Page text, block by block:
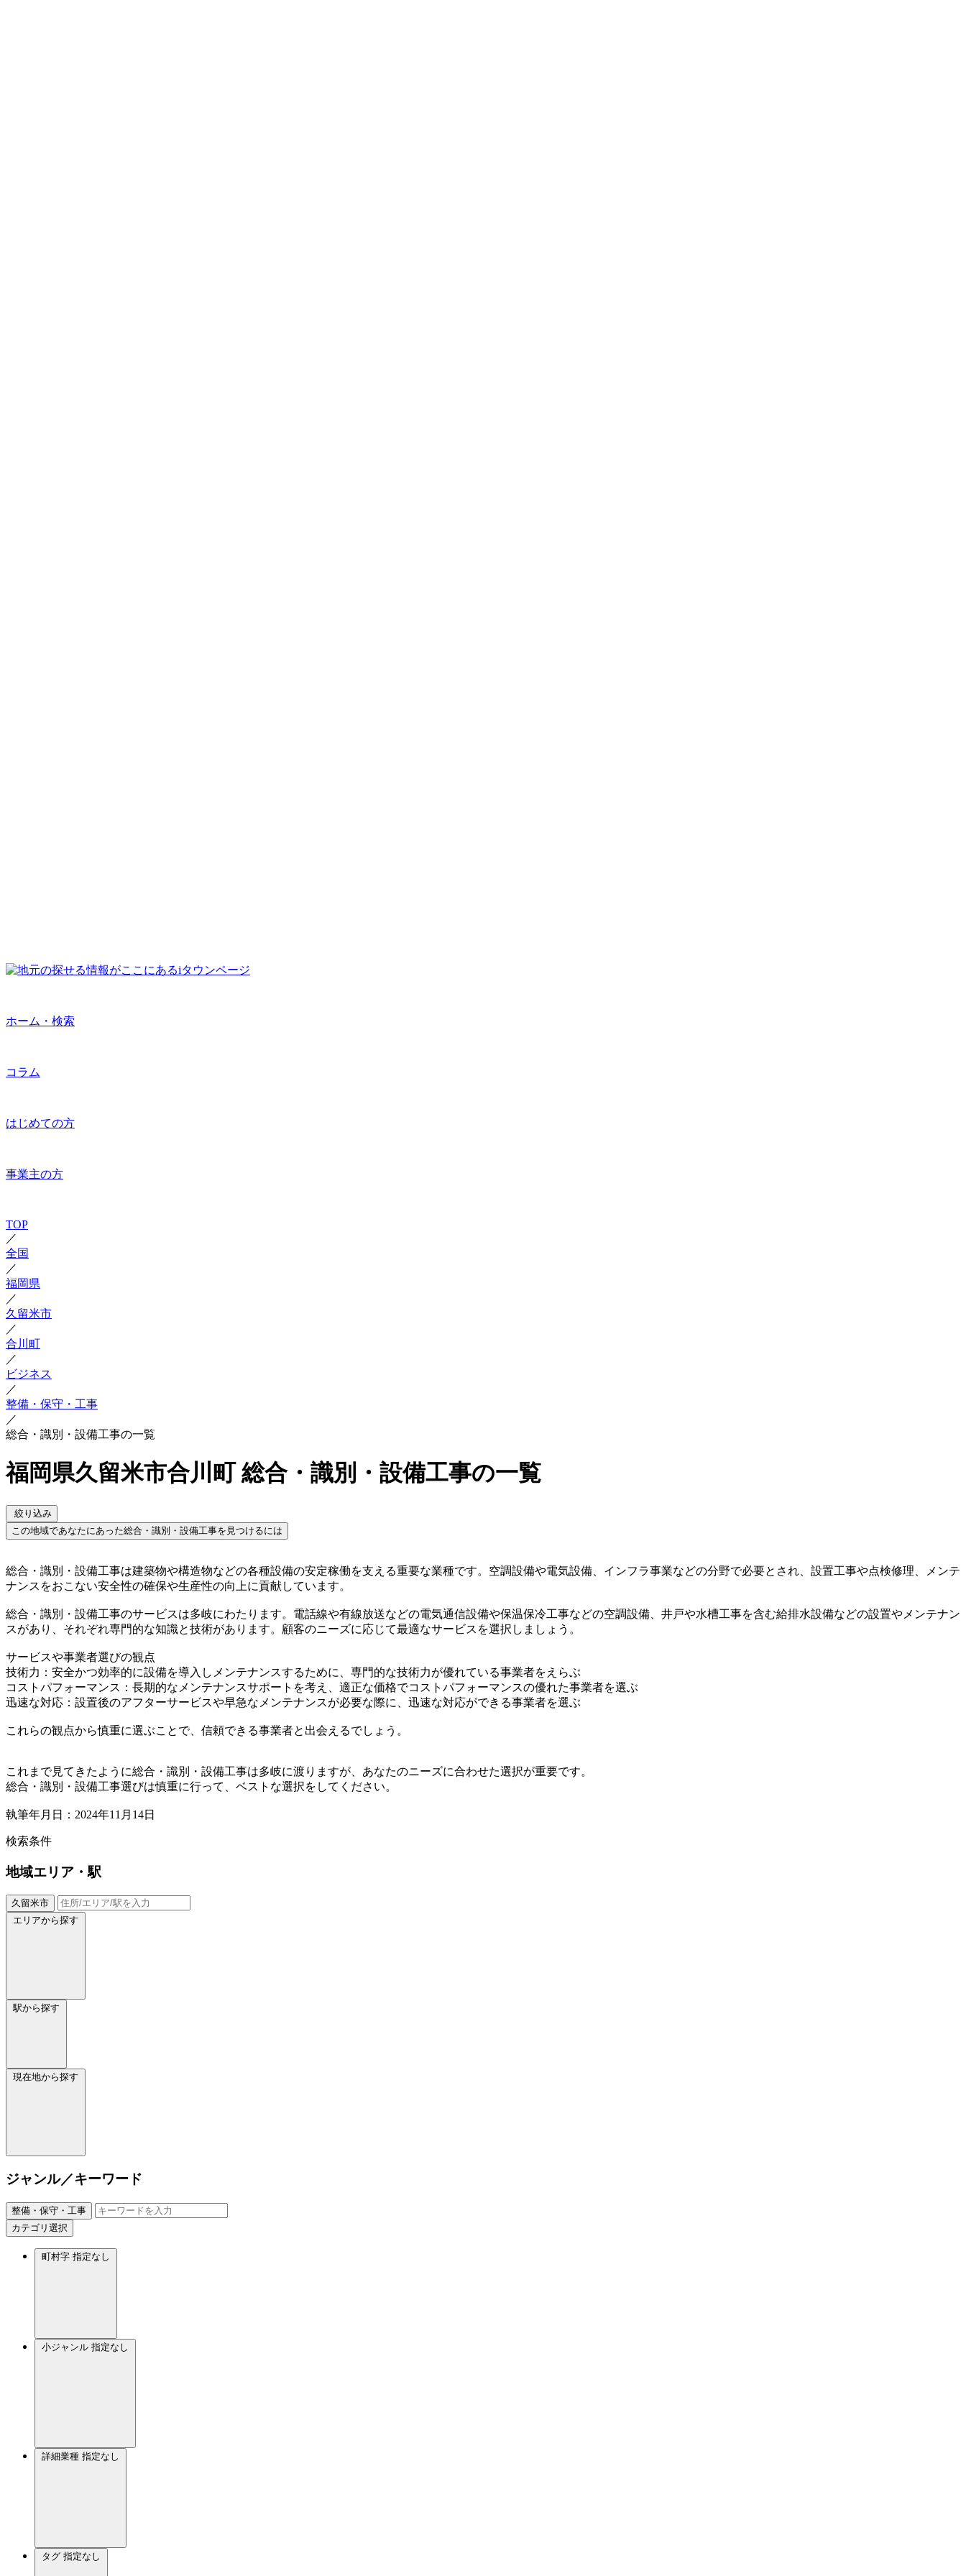
ホーム・検索
コラム
はじめての方
事業主の方
TOP
／
全国
／
福岡県
／
久留米市
／
合川町
／
ビジネス
／
整備・保守・工事
／
総合・識別・設備工事の一覧
福岡県久留米市合川町 総合・識別・設備工事の一覧
絞り込み
この地域であなたにあった総合・識別・設備工事を見つけるには
総合・識別・設備工事は建築物や構造物などの各種設備の安定稼働を支える重要な業種です。空調設備や電気設備、インフラ事業などの分野で必要とされ、設置工事や点検修理、メンテ
ナンスをおこない安全性の確保や生産性の向上に貢献しています。
総合・識別・設備工事のサービスは多岐にわたります。電話線や有線放送などの電気通信設備や保温保冷工事などの空調設備、井戸や水槽工事を含む給排水設備などの設置やメンテナン
スがあり、それぞれ専門的な知識と技術があります。顧客のニーズに応じて最適なサービスを選択しましょう。
サービスや事業者選びの観点
技術力：安全かつ効率的に設備を導入しメンテナンスするために、専門的な技術力が優れている事業者をえらぶ
コストパフォーマンス：長期的なメンテナンスサポートを考え、適正な価格でコストパフォーマンスの優れた事業者を選ぶ
迅速な対応：設置後のアフターサービスや早急なメンテナンスが必要な際に、迅速な対応ができる事業者を選ぶ
これらの観点から慎重に選ぶことで、信頼できる事業者と出会えるでしょう。
これまで見てきたように総合・識別・設備工事は多岐に渡りますが、あなたのニーズに合わせた選択が重要です。
総合・識別・設備工事選びは慎重に行って、ベストな選択をしてください。
執筆年月日：2024年11月14日
検索条件
地域エリア・駅
久留米市
エリアから探す
駅から探す
現在地から探す
ジャンル／キーワード
整備・保守・工事
カテゴリ選択
町村字 指定なし
小ジャンル 指定なし
詳細業種 指定なし
タグ 指定なし